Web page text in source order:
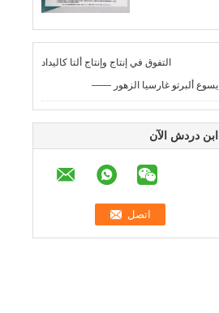
التفوق في إنتاج وإنتاج ألتا كاليداد
—— يسوع ألبرتو غارسيا الزهور
ابن دردش الآن